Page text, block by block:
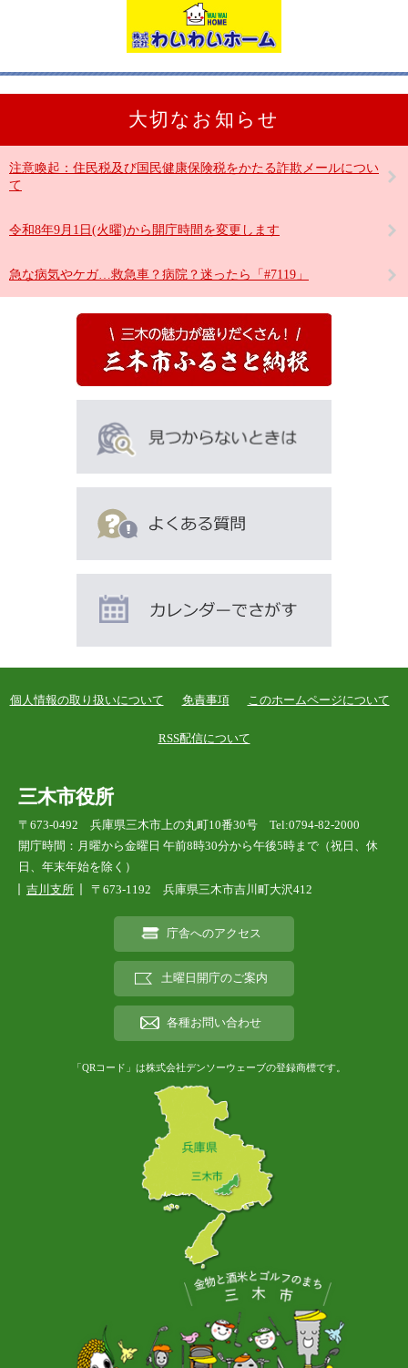
大切なお知らせ
注意喚起：住民税及び国民健康保険税をかたる詐欺メールについ
て
令和8年9月1日(火曜)から開庁時間を変更します
急な病気やケガ…救急車？病院？迷ったら「#7119」
個人情報の取り扱いについて 免責事項 このホームページについて
RSS配信について
三木市役所
〒673-0492 兵庫県三木市上の丸町10番30号 Tel:0794-82-2000
開庁時間：月曜から金曜日 午前8時30分から午後5時まで（祝日、休
日、年末年始を除く）
吉川支所
〒673-1192 兵庫県三木市吉川町大沢412
庁舎へのアクセス
土曜日開庁のご案内
各種お問い合わせ
「QRコード」は株式会社デンソーウェーブの登録商標です。